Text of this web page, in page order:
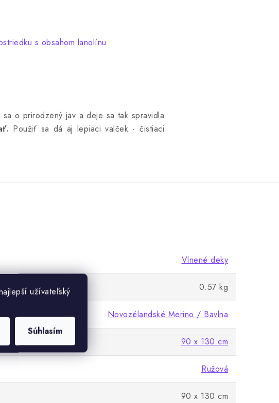
užívateľský
Súhlasím
s obsahom lanolínu.
sa o prirodzený jav a deje sa tak spravidla
Použiť sa dá aj lepiaci valček - čistiaci
Vlnené deky
0.57 kg
Novozélandské Merino / Bavlna
90 x 130 cm
Ružová
90 x 130 cm